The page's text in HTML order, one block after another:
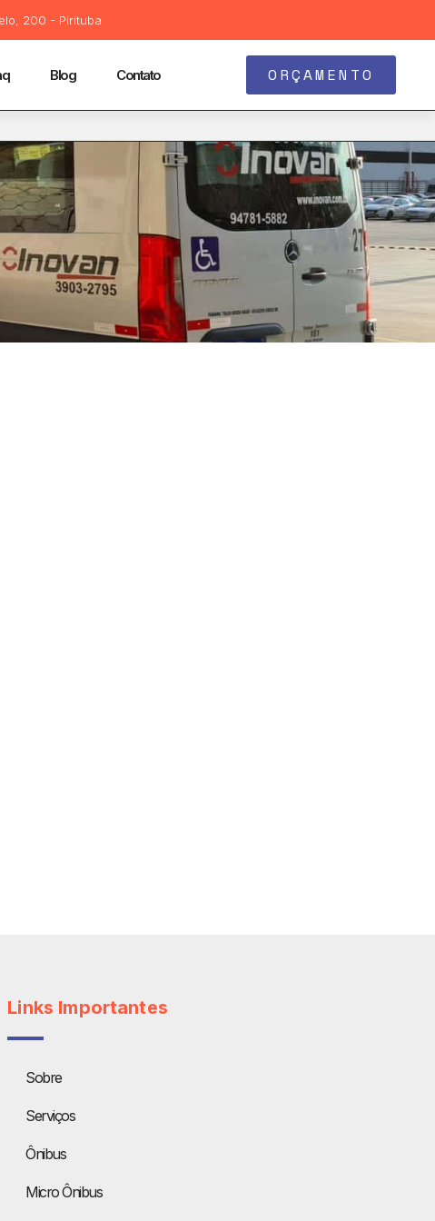
200 - Pirituba
Blog Contato ORÇAMENTO
Links Importantes
Sobre
Serviços
Ônibus
Micro Ônibus